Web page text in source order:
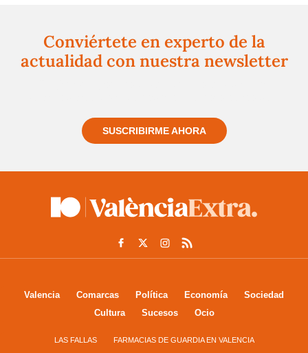
Conviértete en experto de la
actualidad con nuestra newsletter
SUSCRIBIRME AHORA
Valencia Comarcas Política Economía
Sociedad
Cultura
Sucesos Ocio
LAS FALLAS FARMACIAS DE GUARDIA EN VALENCIA